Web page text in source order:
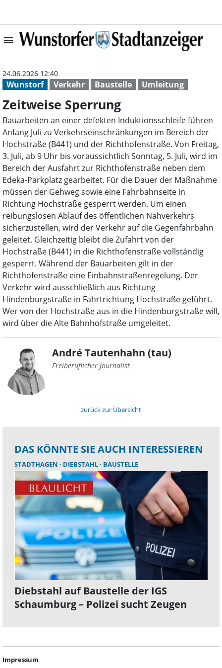
menu Zeitweise
Wunstorf Verkehr Baustelle Umleitung
24.06.2026 12:40
Zeitweise Sperrung
Bauarbeiten an einer defekten Induktionsschleife führen
Anfang Juli zu Verkehrseinschränkungen im Bereich der
Hochstraße (B441) und der Richthofenstraße. Von Freitag,
3. Juli, ab 9 Uhr bis voraussichtlich Sonntag, 5. Juli, wird im
Bereich der Ausfahrt zur Richthofenstraße neben dem
Edeka-Parkplatz gearbeitet. Für die Dauer der Maßnahme
müssen der Gehweg sowie eine Fahrbahnseite in
Richtung Hochstraße gesperrt werden. Um einen
reibungslosen Ablauf des öffentlichen Nahverkehrs
sicherzustellen, wird der Verkehr auf die Gegenfahrbahn
geleitet. Gleichzeitig bleibt die Zufahrt von der
Hochstraße (B441) in die Richthofenstraße vollständig
gesperrt. Während der Bauarbeiten gilt in der
Richthofenstraße eine Einbahnstraßenregelung. Der
Verkehr wird ausschließlich aus Richtung
Hindenburgstraße in Fahrtrichtung Hochstraße geführt.
Wer von der Hochstraße aus in die Hindenburgstraße will,
wird über die Alte Bahnhofstraße umgeleitet.
André Tautenhahn (tau)
Freiberuflicher Journalist
zurück zur Übersicht
DAS KÖNNTE SIE AUCH INTERESSIEREN
STADTHAGEN DIEBSTAHL BAUSTELLE
Diebstahl auf Baustelle der IGS
Schaumburg – Polizei sucht Zeugen
Impressum